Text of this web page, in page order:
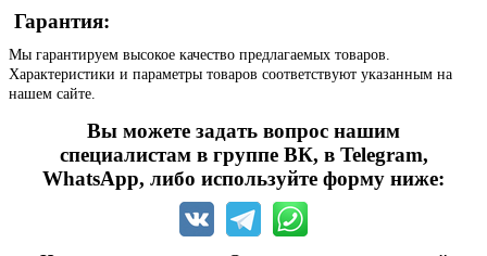
Гарантия:
Мы гарантируем высокое качество предлагаемых товаров.
Характеристики и параметры товаров соответствуют указанным на
нашем сайте.
Вы можете задать вопрос нашим
специалистам в группе ВК, в Telegram,
WhatsApp, либо используйте форму ниже: